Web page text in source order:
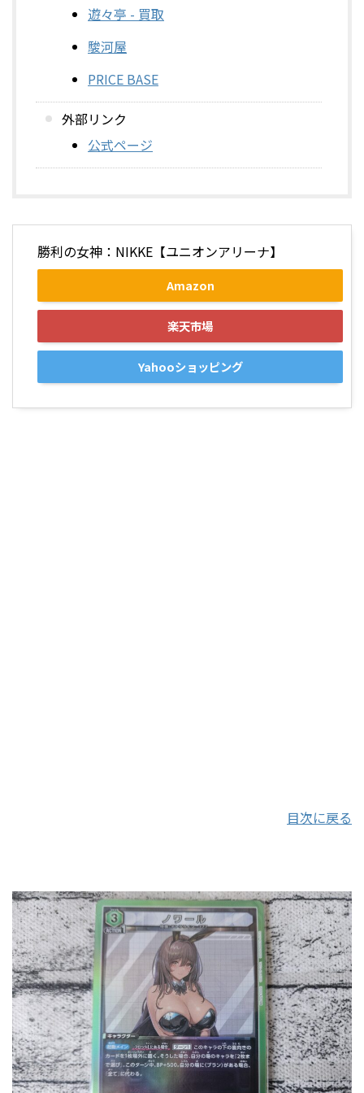
遊々亭 - 買取
駿河屋
PRICE BASE
外部リンク
公式ページ
勝利の女神：NIKKE【ユニオンアリーナ】
Amazon
楽天市場
Yahooショッピング
目次に戻る